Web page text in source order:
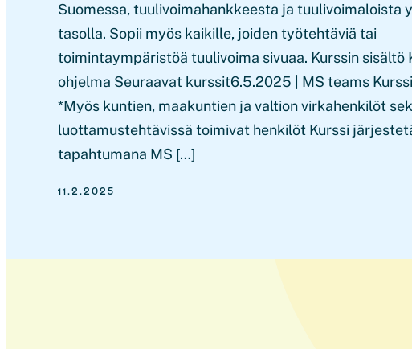
Suomessa, tuulivoimahankkeesta ja tuulivoimaloista
tasolla. Sopii myös kaikille, joiden työtehtäviä tai
toimintaympäristöä tuulivoima sivuaa. Kurssin sisältö
ohjelma Seuraavat kurssit6.5.2025 | MS teams
*Myös kuntien, maakuntien ja valtion virkahenkilöt
luottamustehtävissä toimivat henkilöt Kurssi
tapahtumana MS […]
11.2.2025